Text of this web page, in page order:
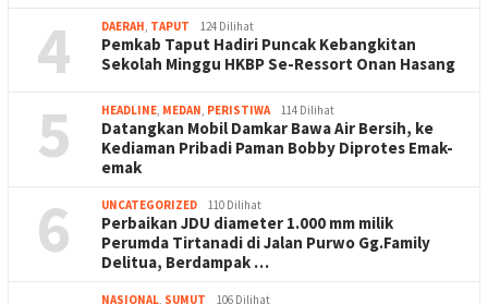
4 DAERAH, TAPUT 124 Dilihat
Pemkab Taput Hadiri Puncak Kebangkitan
Sekolah Minggu HKBP Se-Ressort Onan Hasang
5 HEADLINE, MEDAN, PERISTIWA 114 Dilihat
Datangkan Mobil Damkar Bawa Air Bersih, ke
Kediaman Pribadi Paman Bobby Diprotes Emak-
emak
6 UNCATEGORIZED 110 Dilihat
Perbaikan JDU diameter 1.000 mm milik
Perumda Tirtanadi di Jalan Purwo Gg.Family
Delitua, Berdampak …
NASIONAL, SUMUT 106 Dilihat